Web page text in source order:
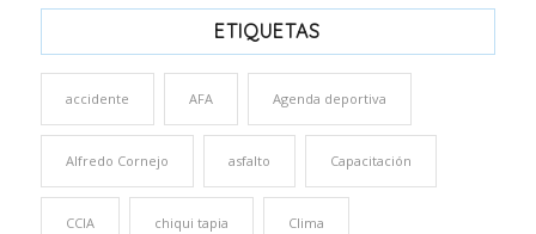
ETIQUETAS
accidente AFA Agenda deportiva
Alfredo Cornejo asfalto Capacitación
CCIA chiqui tapia Clima